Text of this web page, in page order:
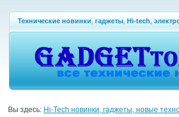
Технические новинки гаджеты Hi-tech
Вы здесь: Hi-Tech новинки, гаджеты, новые